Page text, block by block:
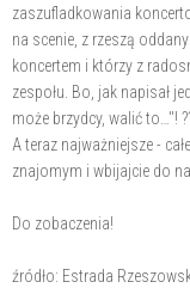
zaszufladkowania
na scenie, z rzeszą
koncertem i którzy z
zespołu. Bo, jak napisał
może brzydcy, walić to…"!
A teraz najważniejsze -
znajomym i wbijajcie do
Do zobaczenia!
źródło: Estrada